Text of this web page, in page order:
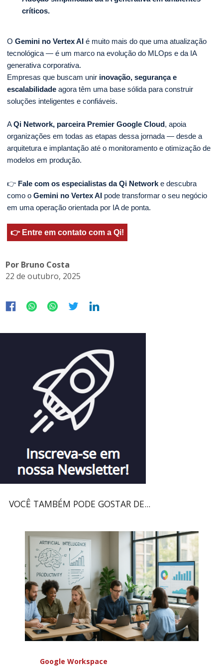
críticos.
O Gemini no Vertex AI é muito mais do que uma atualização
tecnológica — é um marco na evolução do MLOps e da IA
generativa corporativa.
Empresas que buscam unir inovação, segurança e
escalabilidade agora têm uma base sólida para construir
soluções inteligentes e confiáveis.
AQi Network, parceira Premier Google Cloud, apoia
organizações em todas as etapas dessa jornada — desde a
arquitetura e implantação até o monitoramento e otimização de
modelos em produção.
👉 Fale com os especialistas da Qi Network e descubra
como o Gemini no Vertex AI pode transformar o seu negócio
em uma operação orientada por IA de ponta.
👉 Entre em contato com a Qi!
Por Bruno Costa
22 de outubro, 2025
VOCÊ TAMBÉM PODE GOSTAR DE...
Google Workspace